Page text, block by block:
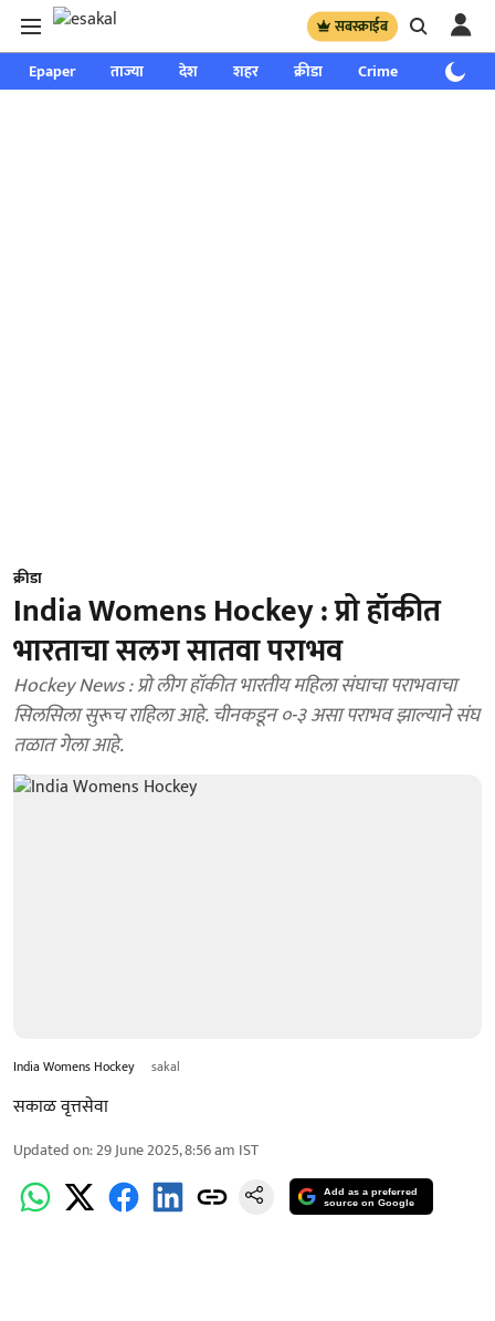
सबस्क्राईब
Epaper ताज्या देश शहर क्रीडा Crime साप्ताहिक
क्रीडा
India Womens Hockey : प्रो हॉकीत
भारताचा सलग सातवा पराभव
Hockey News : प्रो लीग हॉकीत भारतीय महिला संघाचा पराभवाचा
सिलसिला सुरूच राहिला आहे. चीनकडून ०-३ असा पराभव झाल्याने संघ
तळात गेला आहे.
India Womens Hockey sakal
सकाळ वृत्तसेवा
Updated on:29 June 2025, 8:56 am IST
Add as a preferred
source on Google